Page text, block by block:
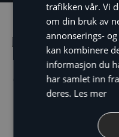
Legging av
(fås i
trafikken vår. Vi
om din bruk av
annonserings-
kan kombinere
informasjon du
har samlet inn
deres. Les mer